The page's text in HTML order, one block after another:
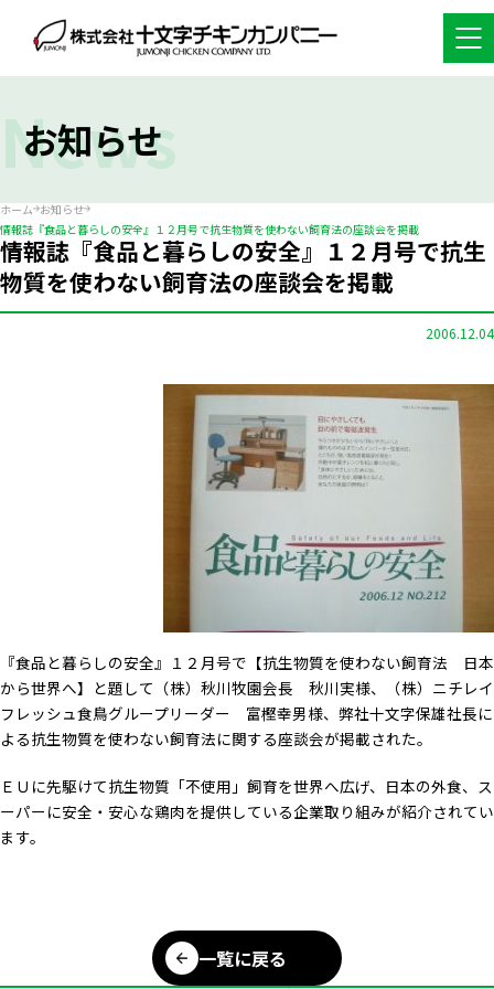
お知らせ
News
ホーム お知らせ
情報誌『食品と暮らしの安全』１２月号で抗生物質を使わない飼育法の座談会を掲載
情報誌『食品と暮らしの安全』１２月号で抗生
物質を使わない飼育法の座談会を掲載
2006.12.04
『食品と暮らしの安全』１２月号で【抗生物質を使わない飼育法 日本
から世界へ】と題して（株）秋川牧園会長 秋川実様、（株）ニチレイ
フレッシュ食鳥グループリーダー 富樫幸男様、弊社十文字保雄社長に
よる抗生物質を使わない飼育法に関する座談会が掲載された。
ＥＵに先駆けて抗生物質「不使用」飼育を世界へ広げ、日本の外食、ス
ーパーに安全・安心な鶏肉を提供している企業取り組みが紹介されてい
ます。
一覧に戻る